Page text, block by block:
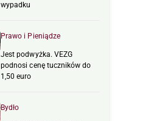
wypadku
Prawo i Pieniądze
Jest podwyżka. VEZG
podnosi cenę tuczników do
1,50 euro
Bydło